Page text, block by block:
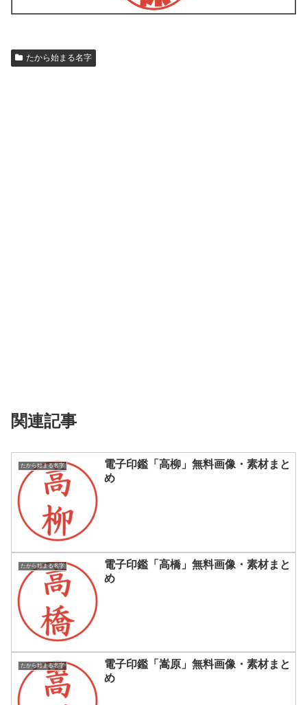
たから始まる名字
関連記事
たから始まる名字
電子印鑑「高柳」無料画像・素材まと
め
たから始まる名字
電子印鑑「高橋」無料画像・素材まと
め
たから始まる名字
電子印鑑「嵩原」無料画像・素材まと
め